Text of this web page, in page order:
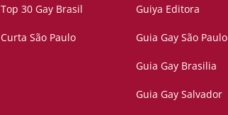
Top 30 Gay Brasil
Curta São Paulo
Guiya Editora
Guia Gay São Paulo
Guia Gay Brasilia
Guia Gay Salvador